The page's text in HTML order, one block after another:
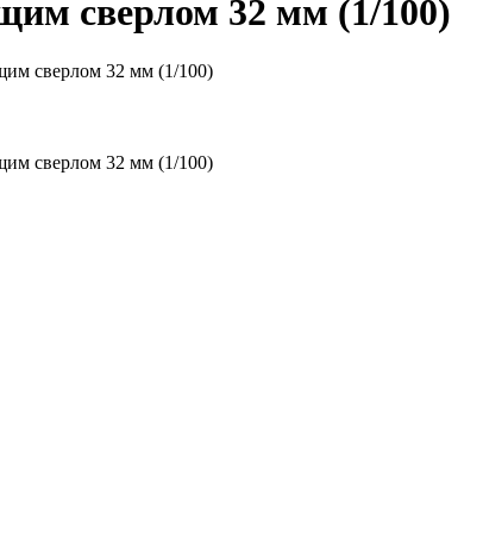
сверлом 32 мм (1/100)
сверлом 32 мм (1/100)
сверлом 32 мм (1/100)